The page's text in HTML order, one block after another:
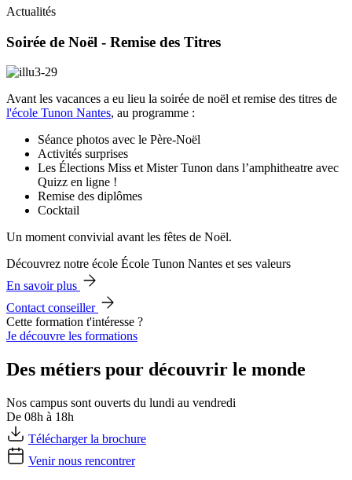
Actualités
Soirée de Noël - Remise des Titres
Avant les vacances a eu lieu la soirée de noël et remise des titres de
l'école Tunon Nantes, au programme :
Séance photos avec le Père-Noël
Activités surprises
Les Élections Miss et Mister Tunon dans l’amphitheatre avec
Quizz en ligne !
Remise des diplômes
Cocktail
Un moment convivial avant les fêtes de Noël.
Découvrez notre école École Tunon Nantes et ses valeurs
En savoir plus
Contact conseiller
Cette formation t'intéresse ?
Je découvre les formations
Des métiers pour découvrir le monde
Nos campus sont ouverts du lundi au vendredi
De 08h à 18h
Télécharger la brochure
Venir nous rencontrer